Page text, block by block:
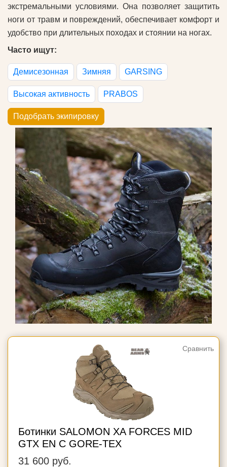
экстремальными условиями. Она позволяет защитить
ноги от травм и повреждений, обеспечивает комфорт и
удобство при длительных походах и стоянии на ногах.
Часто ищут:
Демисезонная Зимняя GARSING
Высокая активность PRABOS
Подобрать экипировку
Сравнить
Ботинки SALOMON XA FORCES MID
GTX EN С GORE-TEX
31 600 руб.